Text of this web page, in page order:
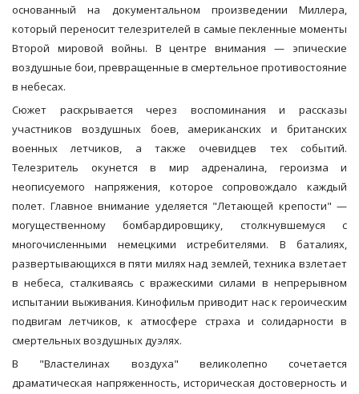
основанный на документальном произведении Миллера,
который переносит телезрителей в самые пекленные моменты
Второй мировой войны. В центре внимания — эпические
воздушные бои, превращенные в смертельное противостояние
в небесах.
Сюжет раскрывается через воспоминания и рассказы
участников воздушных боев, американских и британских
военных летчиков, а также очевидцев тех событий.
Телезритель окунется в мир адреналина, героизма и
неописуемого напряжения, которое сопровождало каждый
полет. Главное внимание уделяется "Летающей крепости" —
могущественному бомбардировщику, столкнувшемуся с
многочисленными немецкими истребителями. В баталиях,
развертывающихся в пяти милях над землей, техника взлетает
в небеса, сталкиваясь с вражескими силами в непрерывном
испытании выживания. Кинофильм приводит нас к героическим
подвигам летчиков, к атмосфере страха и солидарности в
смертельных воздушных дуэлях.
В "Властелинах воздуха" великолепно сочетается
драматическая напряженность, историческая достоверность и